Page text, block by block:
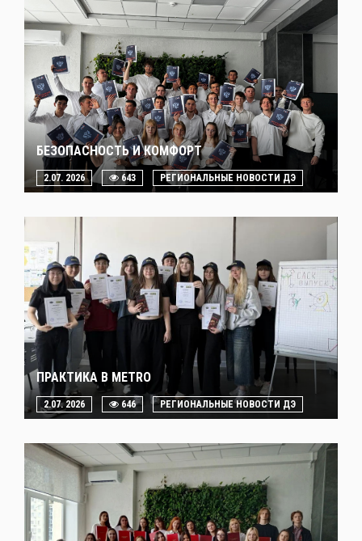
БЕЗОПАСНОСТЬ И КОМФОРТ
2.07. 2026 643 РЕГИОНАЛЬНЫЕ НОВОСТИ ДЭ
ПРАКТИКА В METRO
2.07. 2026 646 РЕГИОНАЛЬНЫЕ НОВОСТИ ДЭ